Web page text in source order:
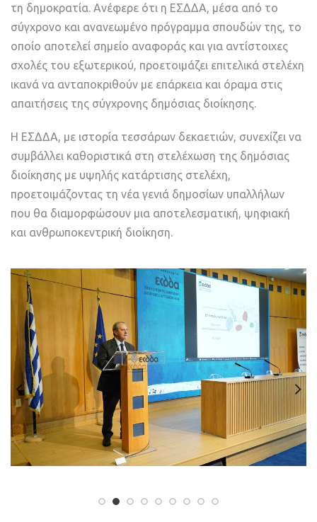
τη δημοκρατία. Ανέφερε ότι η ΕΣΔΔΑ, μέσα από το
σύγχρονο και ανανεωμένο πρόγραμμα σπουδών της, το
οποίο αποτελεί σημείο αναφοράς και για αντίστοιχες
σχολές του εξωτερικού, προετοιμάζει επιτελικά στελέχη
ικανά να ανταποκριθούν με επάρκεια και όραμα στις
απαιτήσεις της σύγχρονης δημόσιας διοίκησης.
Η ΕΣΔΔΑ, με ιστορία τεσσάρων δεκαετιών, συνεχίζει να
συμβάλλει καθοριστικά στη στελέχωση της δημόσιας
διοίκησης με υψηλής κατάρτισης στελέχη,
προετοιμάζοντας τη νέα γενιά δημοσίων υπαλλήλων
που θα διαμορφώσουν μια αποτελεσματική, ψηφιακή
και ανθρωποκεντρική διοίκηση.